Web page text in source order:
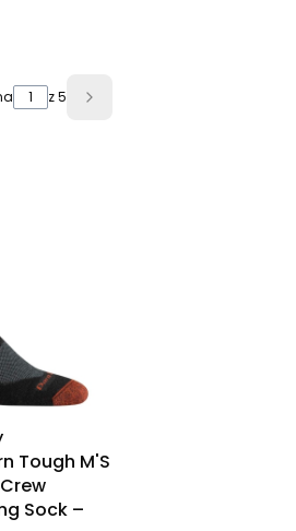
z 5 Następne produkty
Tough M'S
Sock –